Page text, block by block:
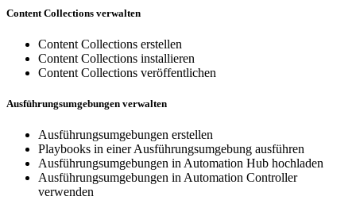
Content Collections verwalten
Content Collections erstellen
Content Collections installieren
Content Collections veröffentlichen
Ausführungsumgebungen verwalten
Ausführungsumgebungen erstellen
Playbooks in einer Ausführungsumgebung ausführen
Ausführungsumgebungen in Automation Hub hochladen
Ausführungsumgebungen in Automation Controller
verwenden